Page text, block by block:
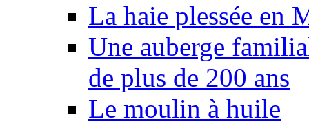
La haie plessée en
Une auberge
de plus de 200 ans
Le moulin à huile